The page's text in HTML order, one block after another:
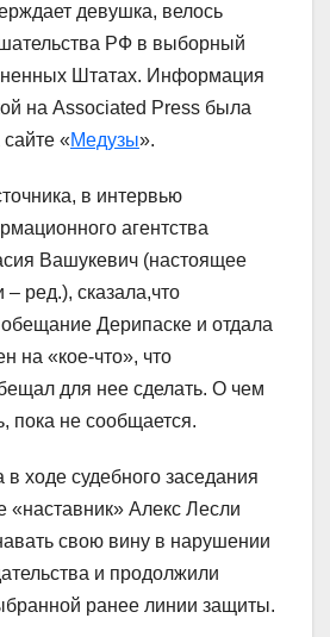
девушка, велось
РФ в выборный
Штатах. Информация
на Associated Press была
«Медузы».
в интервью
агентства
Вашукевич (настоящее
ред.), сказала,что
Дерипаске и отдала
на «кое-что», что
для нее сделать. О чем
пока не сообщается.
ходе судебного заседания
«наставник» Алекс Лесли
свою вину в нарушении
и продолжили
ранее линии защиты.